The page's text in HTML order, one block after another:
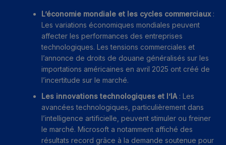
L’économie mondiale et les cycles commerciaux:
Les variations économiques mondiales peuvent
affecter les performances des entreprises
technologiques. Les tensions commerciales et
l’annonce de droits de douane généralisés sur les
importations américaines en avril 2025 ont créé de
l’incertitude sur le marché.
Les innovations technologiques et l’IA : Les
avancées technologiques, particulièrement dans
l’intelligence artificielle, peuvent stimuler ou freiner
le marché. Microsoft a notamment affiché des
résultats record grâce à la demande soutenue pour